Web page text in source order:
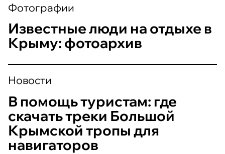
Фотографии
Известные люди на отдыхе в
Крыму: фотоархив
Новости
В помощь туристам: где
скачать треки Большой
Крымской тропы для
навигаторов